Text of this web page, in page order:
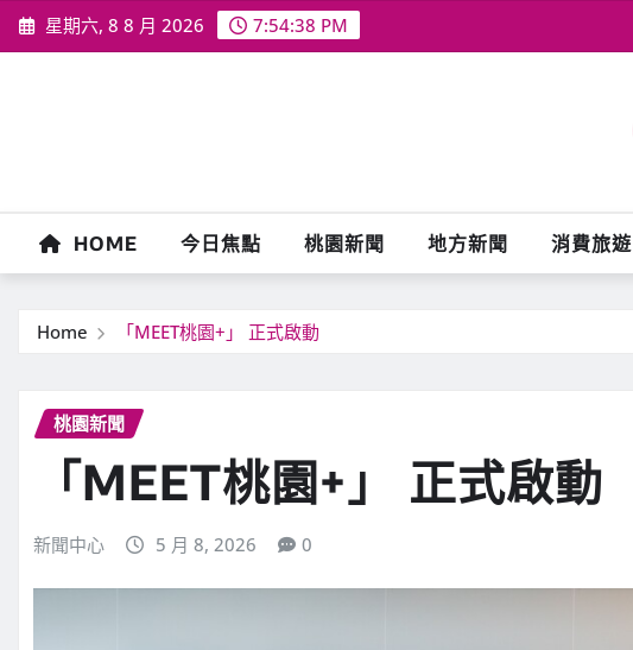
Skip
to
星期六, 8 8 月 2026 7:54:39 PM
HOME 今日焦點 桃園新聞 地方新聞 消費旅遊
Home 「MEET桃園+」 正式啟動
桃園新聞
「MEET桃園+」 正式啟動
新聞中心 5 月 8, 2026 0